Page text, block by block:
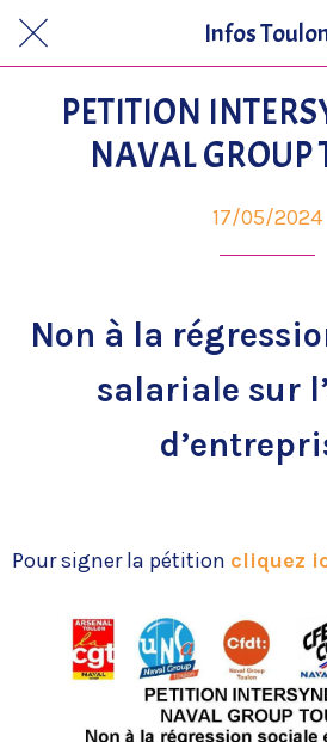
Infos
PETITION
NAVAL GROUP
17/05/2024
Non à la
salariale sur
Pour signer la pétition cliquez